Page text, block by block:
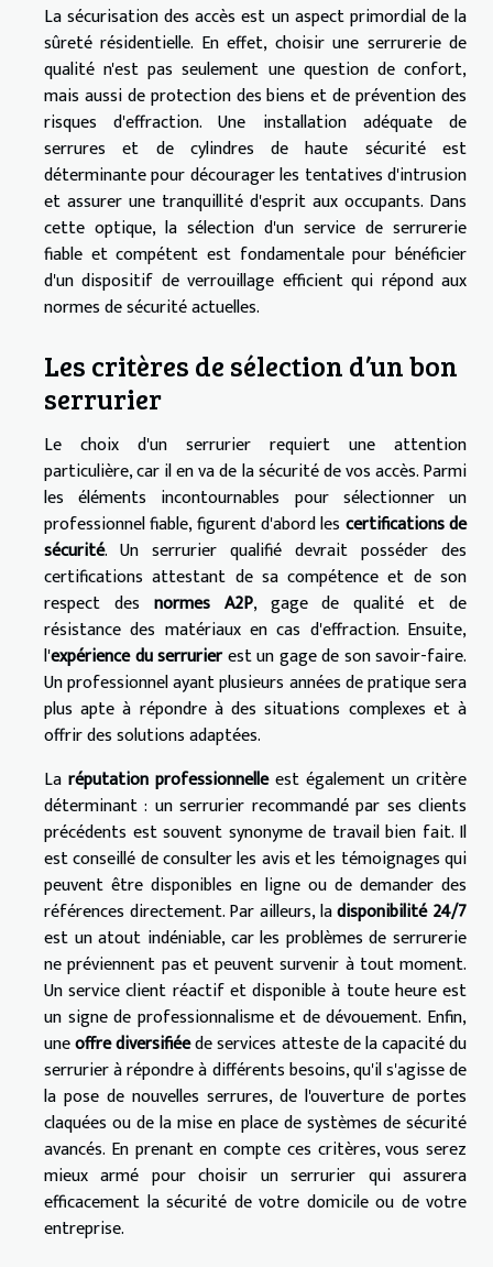
La sécurisation des accès est un aspect primordial de la
sûreté résidentielle. En effet, choisir une serrurerie de
qualité n'est pas seulement une question de confort,
mais aussi de protection des biens et de prévention des
risques d'effraction. Une installation adéquate de
serrures et de cylindres de haute sécurité est
déterminante pour décourager les tentatives d'intrusion
et assurer une tranquillité d'esprit aux occupants. Dans
cette optique, la sélection d'un service de serrurerie
fiable et compétent est fondamentale pour bénéficier
d'un dispositif de verrouillage efficient qui répond aux
normes de sécurité actuelles.
Les critères de sélection d’un bon
serrurier
Le choix d'un serrurier requiert une attention
particulière, car il en va de la sécurité de vos accès. Parmi
les éléments incontournables pour sélectionner un
professionnel fiable, figurent d'abord les certifications de
sécurité. Un serrurier qualifié devrait posséder des
certifications attestant de sa compétence et de son
respect des normes A2P, gage de qualité et de
résistance des matériaux en cas d'effraction. Ensuite,
l'expérience du serrurierest un gage de son savoir-faire.
Un professionnel ayant plusieurs années de pratique sera
plus apte à répondre à des situations complexes et à
offrir des solutions adaptées.
La réputation professionnelleest également un critère
déterminant : un serrurier recommandé par ses clients
précédents est souvent synonyme de travail bien fait. Il
est conseillé de consulter les avis et les témoignages qui
peuvent être disponibles en ligne ou de demander des
références directement. Par ailleurs, ladisponibilité 24/7
est un atout indéniable, car les problèmes de serrurerie
ne préviennent pas et peuvent survenir à tout moment.
Un service client réactif et disponible à toute heure est
un signe de professionnalisme et de dévouement. Enfin,
uneoffre diversifiéede services atteste de la capacité du
serrurier à répondre à différents besoins, qu'il s'agisse de
la pose de nouvelles serrures, de l'ouverture de portes
claquées ou de la mise en place de systèmes de sécurité
avancés. En prenant en compte ces critères, vous serez
mieux armé pour choisir un serrurier qui assurera
efficacement la sécurité de votre domicile ou de votre
entreprise.